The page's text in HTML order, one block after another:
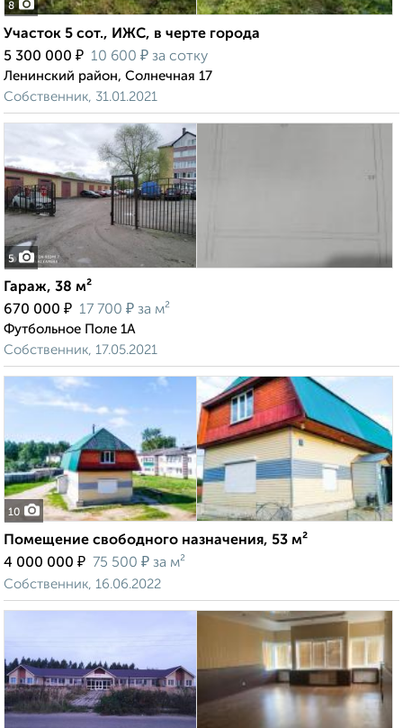
8
Участок 5 сот., ИЖС, в черте города
5 300 000 ₽ 10 600 ₽ за сотку
Ленинский район, Солнечная 17
Собственник, 31.01.2021
5
Гараж, 38 м²
670 000 ₽ 17 700 ₽ за м²
Футбольное Поле 1А
Собственник, 17.05.2021
10
Помещение свободного назначения, 53 м²
4 000 000 ₽ 75 500 ₽ за м²
Собственник, 16.06.2022